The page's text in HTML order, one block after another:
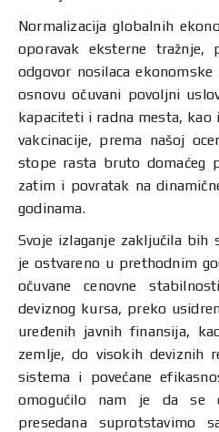
Normalizacija globalnih
oporavak eksterne tražnje,
odgovor nosilaca
osnovu očuvani povoljni
kapaciteti i radna mesta, kao
vakcinacije, prema našoj
stope rasta bruto domaćeg
zatim i povratak na
godinama.
Svoje izlaganje zaključila bih
je ostvareno u prethodnim
očuvane cenovne
deviznog kursa, preko
uređenih javnih finansija,
zemlje, do visokih deviznih
sistema i povećane
omogućilo nam je da se
presedana suprotstavimo